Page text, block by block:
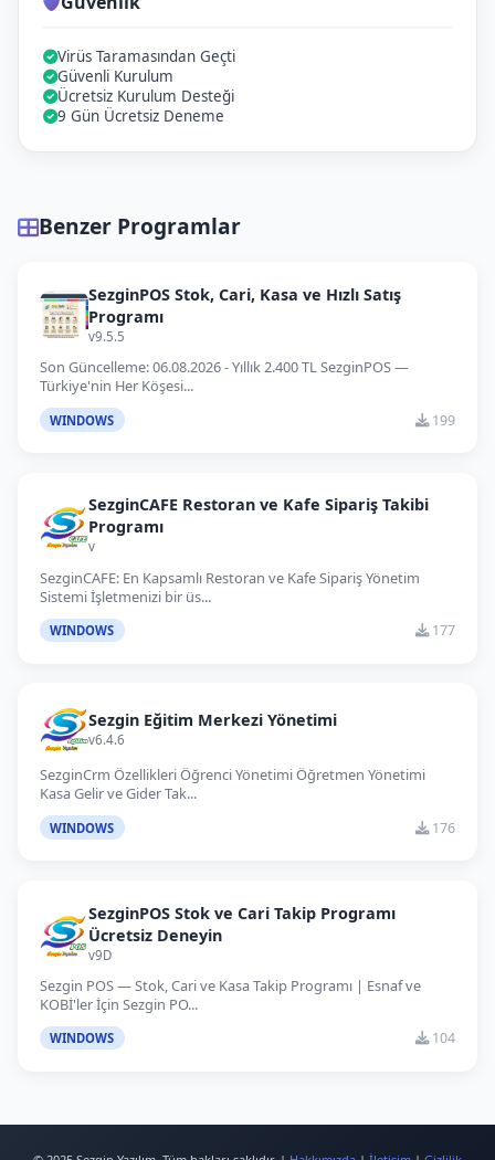
Virüs Taramasından Geçti
Güvenli Kurulum
Ücretsiz Kurulum Desteği
9 Gün Ücretsiz Deneme
Benzer Programlar
SezginPOS Stok, Cari, Kasa ve Hızlı Satış
Programı
v9.5.5
Son Güncelleme: 06.08.2026 - Yıllık 2.400 TL SezginPOS —
Türkiye'nin Her Köşesi...
WINDOWS 199
SezginCAFE Restoran ve Kafe Sipariş Takibi
Programı
v
SezginCAFE: En Kapsamlı Restoran ve Kafe Sipariş Yönetim
Sistemi İşletmenizi bir üs...
WINDOWS 177
Sezgin Eğitim Merkezi Yönetimi
v6.4.6
SezginCrm Özellikleri Öğrenci Yönetimi Öğretmen Yönetimi
Kasa Gelir ve Gider Tak...
WINDOWS 176
SezginPOS Stok ve Cari Takip Programı
Ücretsiz Deneyin
v9D
Sezgin POS — Stok, Cari ve Kasa Takip Programı | Esnaf ve
KOBİ'ler İçin Sezgin PO...
WINDOWS 104